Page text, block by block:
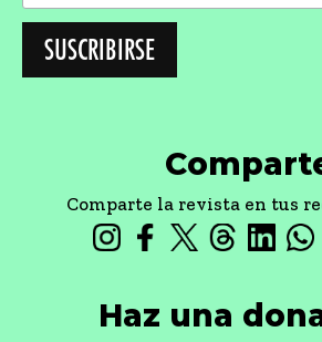
Comparte la revista en tus
Haz una